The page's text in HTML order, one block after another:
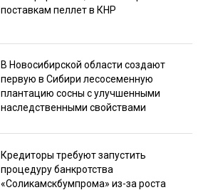
поставкам пеллет в КНР
В Новосибирской области создают
первую в Сибири лесосеменную
плантацию сосны с улучшенными
наследственными свойствами
Кредиторы требуют запустить
процедуру банкротства
«Соликамскбумпрома» из-за роста